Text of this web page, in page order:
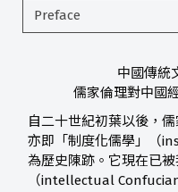
Preface
中國傳統
儒家倫理對中國
自二十世紀初葉以後，
亦即「制度化儒學」（
為歷史陳跡。它現在已被
（intellectual